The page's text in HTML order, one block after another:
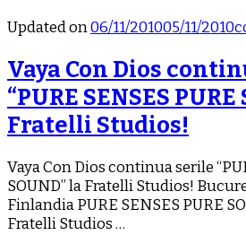
Updated on06/11/201005/11/2010
Vaya Con Dios
“PURE SENSES
Fratelli Studios!
Vaya Con Dios continua serile
SOUND” la Fratelli Studios!
Finlandia PURE SENSES PURE
Fratelli Studios …